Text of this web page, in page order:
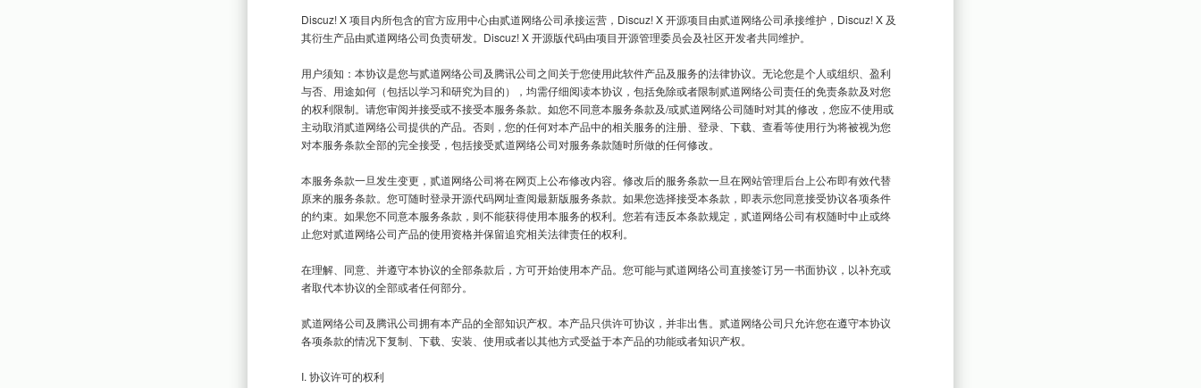
Discuz! X 项目内所包含的官方应用中心由贰道网络公司承接运营，Discuz! X 开源项目由贰道网络公司承接维护，Discuz! X 及
其衍生产品由贰道网络公司负责研发。Discuz! X 开源版代码由项目开源管理委员会及社区开发者共同维护。
用户须知：本协议是您与贰道网络公司及腾讯公司之间关于您使用此软件产品及服务的法律协议。无论您是个人或组织、盈利
与否、用途如何（包括以学习和研究为目的），均需仔细阅读本协议，包括免除或者限制贰道网络公司责任的免责条款及对您
的权利限制。请您审阅并接受或不接受本服务条款。如您不同意本服务条款及/或贰道网络公司随时对其的修改，您应不使用或
主动取消贰道网络公司提供的产品。否则，您的任何对本产品中的相关服务的注册、登录、下载、查看等使用行为将被视为您
对本服务条款全部的完全接受，包括接受贰道网络公司对服务条款随时所做的任何修改。
本服务条款一旦发生变更，贰道网络公司将在网页上公布修改内容。修改后的服务条款一旦在网站管理后台上公布即有效代替
原来的服务条款。您可随时登录开源代码网址查阅最新版服务条款。如果您选择接受本条款，即表示您同意接受协议各项条件
的约束。如果您不同意本服务条款，则不能获得使用本服务的权利。您若有违反本条款规定，贰道网络公司有权随时中止或终
止您对贰道网络公司产品的使用资格并保留追究相关法律责任的权利。
在理解、同意、并遵守本协议的全部条款后，方可开始使用本产品。您可能与贰道网络公司直接签订另一书面协议，以补充或
者取代本协议的全部或者任何部分。
贰道网络公司及腾讯公司拥有本产品的全部知识产权。本产品只供许可协议，并非出售。贰道网络公司只允许您在遵守本协议
各项条款的情况下复制、下载、安装、使用或者以其他方式受益于本产品的功能或者知识产权。
I. 协议许可的权利